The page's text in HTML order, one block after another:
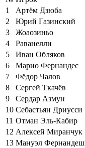
1
Артём Дзюба
2
Юрий Газинский
3
Жоаозиньо
4
Раванелли
5
Иван Обляков
6
Марио Фернандес
7
Фёдор Чалов
8
Сергей Ткачёв
9
Сердар Азмун
10 Себастьян Дриусси
11 Отман Эль-Кабир
12 Алексей Миранчук
13 Мануэл Фернандеш